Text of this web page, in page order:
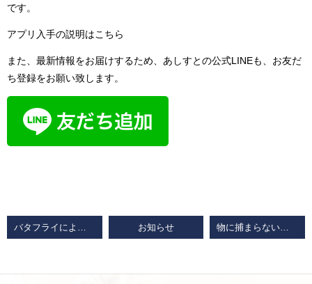
です。
アプリ入手の説明はこちら
また、最新情報をお届けするため、あしすとの公式LINEも、お友だ
ち登録をお願い致します。
お知らせ